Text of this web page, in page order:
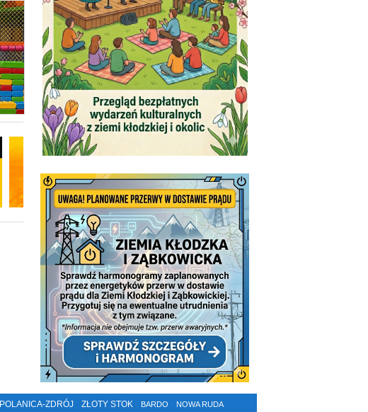
POLANICA-ZDRÓJ ZŁOTY STOK BARDO NOWA RUDA